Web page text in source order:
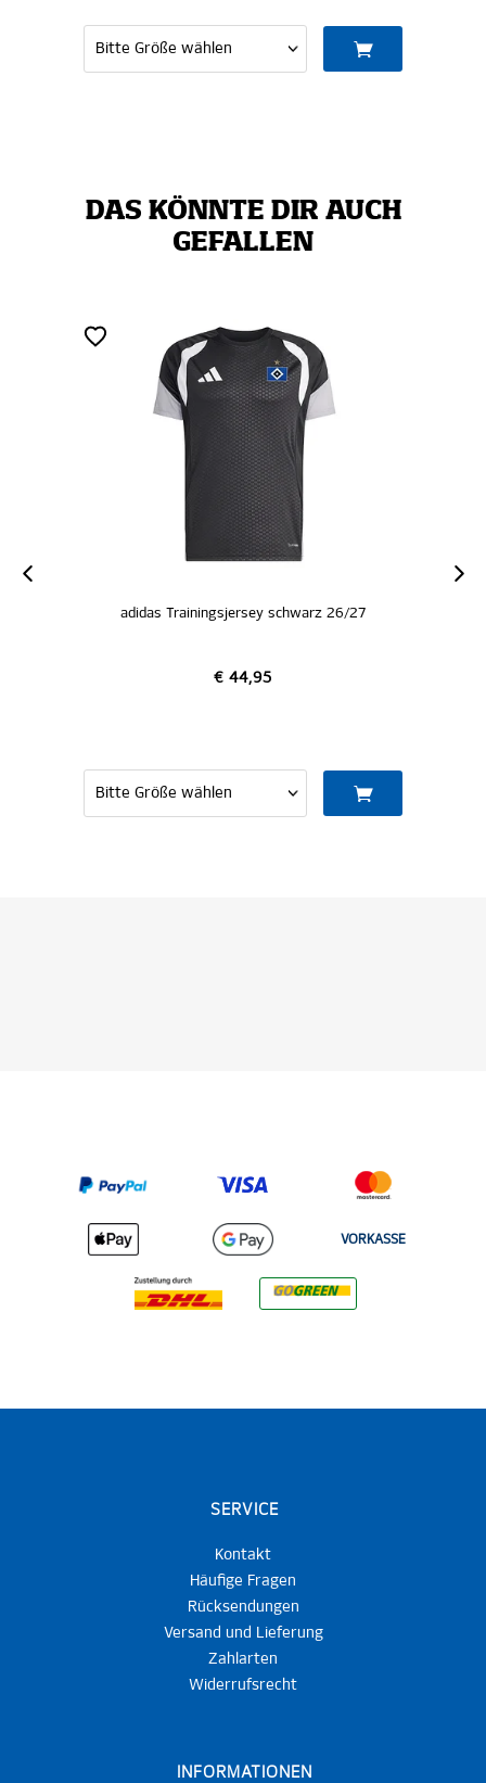
DAS KÖNNTE DIR AUCH
GEFALLEN
adidas Trainingsjersey schwarz 26/27
€ 44,95
VORKASSE
SERVICE
Kontakt
Häufige Fragen
Rücksendungen
Versand und Lieferung
Zahlarten
Widerrufsrecht
INFORMATIONEN